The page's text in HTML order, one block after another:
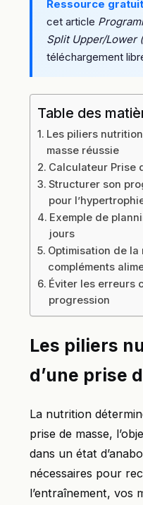
Ressource
cet article
Split Upper/Lower
téléchargement
Table des
Les piliers
masse réussie
Calculateur Prise
Structurer son
pour
Exemple de
jours
Optimisation de
compléments
Éviter les erreurs
progression
Les piliers
d’une prise
La nutrition
prise de masse,
dans un état
nécessaires pour
l’entraînement, vos